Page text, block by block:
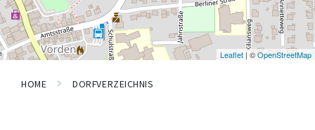
Leaflet | ©OpenStreetMap
HOME DORFVERZEICHNIS